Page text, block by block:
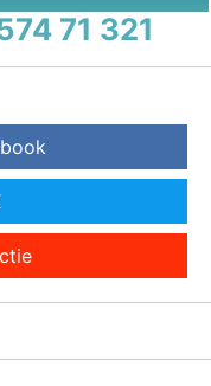
71 321